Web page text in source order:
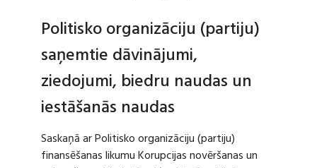
Politisko organizāciju (partiju)
saņemtie dāvinājumi,
ziedojumi, biedru naudas un
iestāšanās naudas
Saskaņā ar Politisko organizāciju (partiju)
finansēšanas likumu Korupcijas novēršanas un